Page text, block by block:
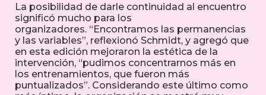
La posibilidad de darle continuidad al encuentro
significó mucho para los
organizadores. “Encontramos las permanencias
y las variables”, reflexionó Schmidt, y agregó que
en esta edición mejoraron la estética de la
intervención, “pudimos concentrarnos más en
los entrenamientos, que fueron más
puntualizados”. Considerando este último como